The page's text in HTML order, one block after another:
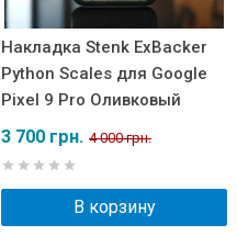
Накладка Stenk ExBacker
Python Scales для Google
Pixel 9 Pro Оливковый
3 700 грн. 4 000 грн.
В корзину